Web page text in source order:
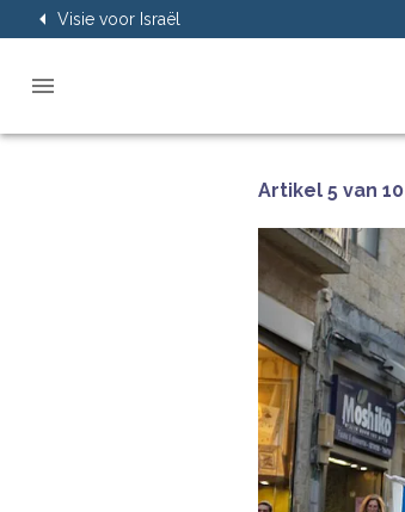
Visie voor Israël
Artikel 5 van 10